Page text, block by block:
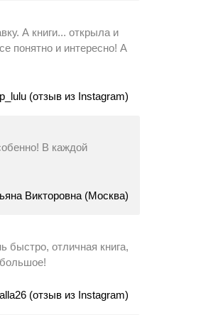
А книги... открыла и
понятно и интересно! А
(отзыв из Instagram)
В каждой
Викторовна (Москва)
быстро, отличная книга,
(отзыв из Instagram)